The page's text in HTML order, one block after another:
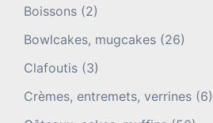
Boissons (2)
Bowlcakes, mugcakes (26)
Clafoutis (3)
Crèmes, entremets, verrines (6)